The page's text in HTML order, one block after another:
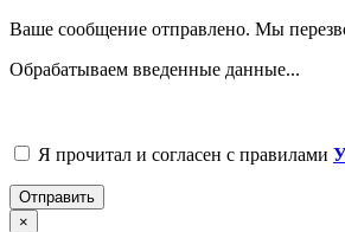
Ваше сообщение отправлено. Мы
Обрабатываем введенные данные...
Я прочитал и согласен с правилами
Отправить
×